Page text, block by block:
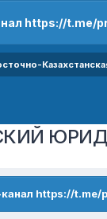
https://t.me/
https://t.me/